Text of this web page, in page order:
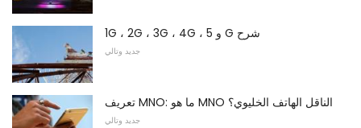
1G ، 2G ، 3G ، 4G ، و 5 G شرح
جديد وتالي
تعريف MNO: ما هو MNO الناقل الهاتف الخليوي؟
جديد وتالي